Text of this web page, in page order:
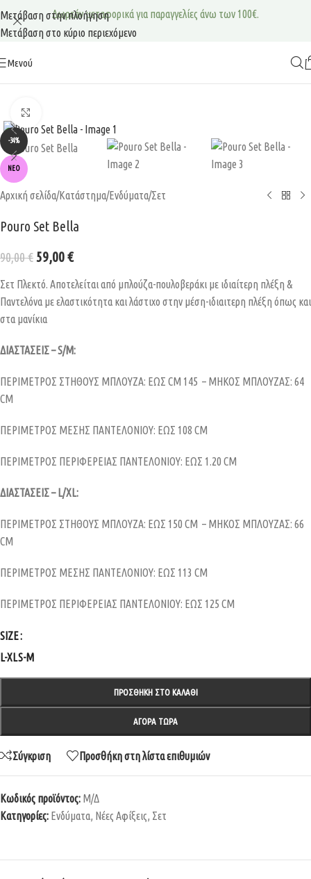
Μετάβαση στην πλοήγηση
Μετάβαση στο κύριο περιεχόμενο
Δωρεάν μεταφορικά για παραγγελίες άνω των 100€.
Μενού
-34%
ΝΈΟ
Αρχική σελίδα/Κατάστημα/Ενδύματα/Σετ
Pouro Set Bella
90,00€59,00€
Σετ Πλεκτό. Αποτελείται από μπλούζα-πουλοβεράκι με ιδιαίτερη πλέξη &
Παντελόνα με ελαστικότητα και λάστιχο στην μέση-ιδιαιτερη πλέξη όπως και
στα μανίκια
ΔΙΑΣΤΑΣΕΙΣ – S/M:
ΠΕΡΙΜΕΤΡΟΣ ΣΤΗΘΟΥΣ ΜΠΛΟΥΖΑ: ΕΩΣ CM 145 – MHKOΣ ΜΠΛΟΥΖΑΣ: 64
CM
ΠΕΡΙΜΕΤΡΟΣ ΜΕΣΗΣ ΠΑΝΤΕΛΟΝΙΟΥ: ΕΩΣ 108 CM
ΠΕΡΙΜΕΤΡΟΣ ΠΕΡΙΦΕΡΕΙΑΣ ΠΑΝΤΕΛΟΝΙΟΥ: ΕΩΣ 1.20 CM
ΔΙΑΣΤΑΣΕΙΣ – L/XL:
ΠΕΡΙΜΕΤΡΟΣ ΣΤΗΘΟΥΣ ΜΠΛΟΥΖΑ: ΕΩΣ 150 CM – MHKOΣ ΜΠΛΟΥΖΑΣ: 66
CM
ΠΕΡΙΜΕΤΡΟΣ ΜΕΣΗΣ ΠΑΝΤΕΛΟΝΙΟΥ: ΕΩΣ 113 CM
ΠΕΡΙΜΕΤΡΟΣ ΠΕΡΙΦΕΡΕΙΑΣ ΠΑΝΤΕΛΟΝΙΟΥ: ΕΩΣ 125 CM
SIZE
L-XL S-M
ΠΡΟΣΘΉΚΗ ΣΤΟ ΚΑΛΆΘΙ
ΑΓΟΡΆ ΤΏΡΑ
Σύγκριση Προσθήκη στη λίστα επιθυμιών
Κωδικός προϊόντος: Μ/Δ
Κατηγορίες: Ενδύματα, Νέες Αφίξεις, Σετ